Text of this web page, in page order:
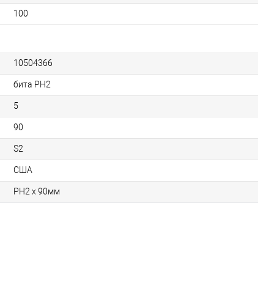
100
10504366
бита PH2
5
90
S2
США
PH2 x 90мм